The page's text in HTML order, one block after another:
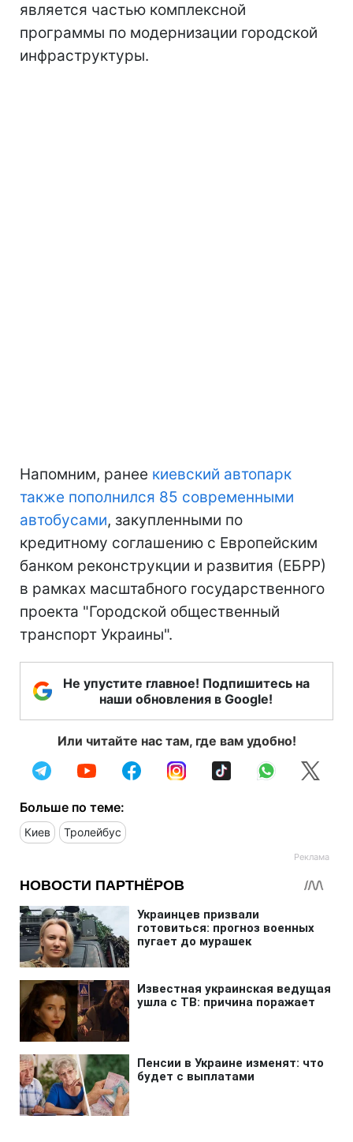
является частью комплексной
программы по модернизации городской
инфраструктуры.
Напомним, ранее киевский автопарк
также пополнился 85 современными
автобусами, закупленными по
кредитному соглашению с Европейским
банком реконструкции и развития (ЕБРР)
в рамках масштабного государственного
проекта "Городской общественный
транспорт Украины".
Не упустите главное! Подпишитесь на
наши обновления в Google!
Или читайте нас там, где вам удобно!
Больше по теме:
Киев Тролейбус